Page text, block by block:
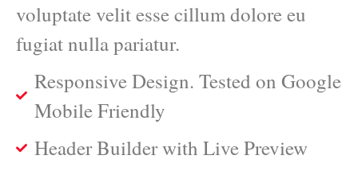
voluptate velit esse cillum dolore eu
fugiat nulla pariatur.
Responsive Design. Tested on Google
Mobile Friendly
Header Builder with Live Preview